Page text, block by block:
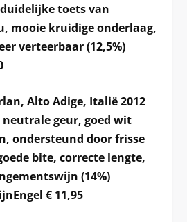
toets van
mooie kruidige onderlaag,
verteerbaar (12,5%)
Alto Adige, Italië 2012
geur, goed wit
ondersteund door frisse
bite, correcte lengte,
(14%)
€ 11,95